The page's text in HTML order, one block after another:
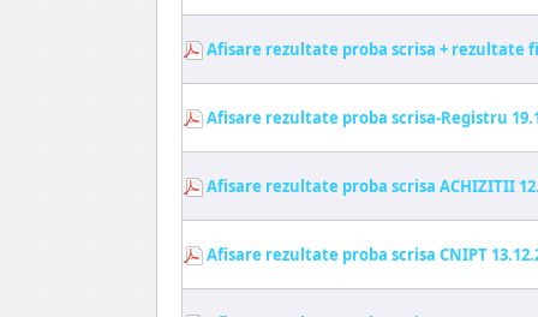
Afisare rezultate proba scrisa + rezultate
Afisare rezultate proba scrisa-Registru
Afisare rezultate proba scrisa ACHIZITII
Afisare rezultate proba scrisa CNIPT